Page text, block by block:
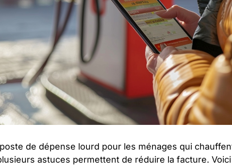
de dépense lourd pour les ménages qui
astuces permettent de réduire la facture.